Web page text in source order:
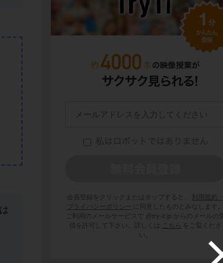
会員登録をクリックまたはタップすると、
利用規約・
プライバシーポリシー
に同意したものとみなします。
ご利用のメールサービスで @try-it.jp からのメールの受
信を許可して下さい。詳しくは
こちら
をご覧くださ
い。